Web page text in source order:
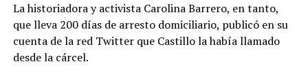
La historiadora y activista Carolina Barrero, en tanto,
que lleva 200 días de arresto domiciliario, publicó en su
cuenta de la red Twitter que Castillo la había llamado
desde la cárcel.